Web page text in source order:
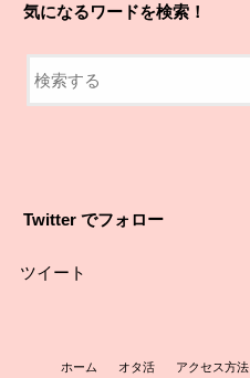
気になるワードを検索！
Twitter でフォロー
ツイート
ホーム オタ活 アクセス方法